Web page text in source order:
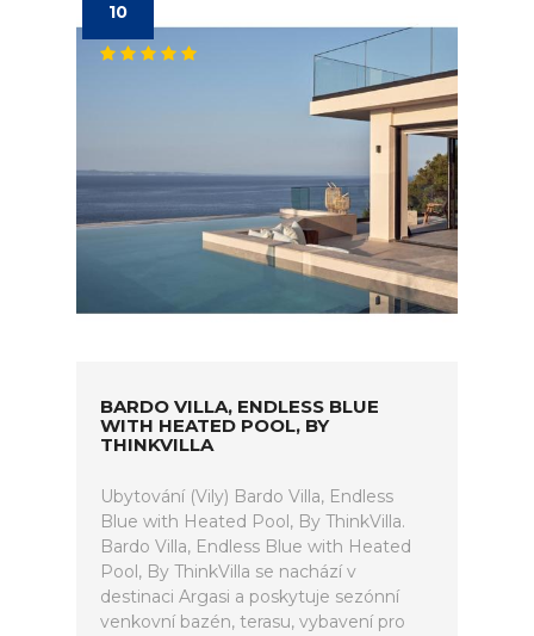
10
BARDO VILLA, ENDLESS BLUE
WITH HEATED POOL, BY
THINKVILLA
Ubytování (Vily) Bardo Villa, Endless
Blue with Heated Pool, By ThinkVilla.
Bardo Villa, Endless Blue with Heated
Pool, By ThinkVilla se nachází v
destinaci Argasi a poskytuje sezónní
venkovní bazén, terasu, vybavení pro